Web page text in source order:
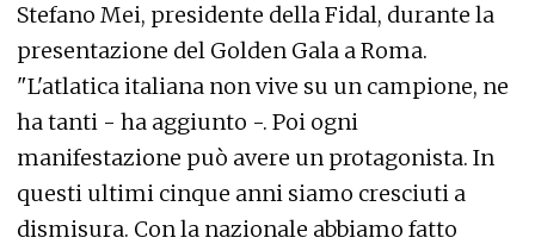
Stefano Mei, presidente della Fidal, durante la
presentazione del Golden Gala a Roma.
"L'atlatica italiana non vive su un campione, ne
ha tanti - ha aggiunto -. Poi ogni
manifestazione può avere un protagonista. In
questi ultimi cinque anni siamo cresciuti a
dismisura. Con la nazionale abbiamo fatto